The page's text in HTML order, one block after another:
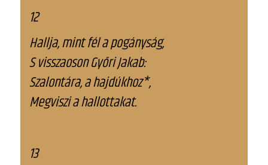
12
Hallja, mint fél a pogányság,
S visszaoson Győri Jakab:
Szalontára, a hajdúkhoz*,
Megviszi a hallottakat.
13